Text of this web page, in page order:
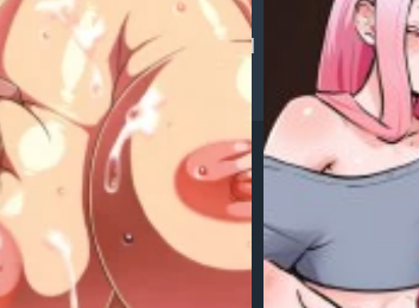
6 8 9 11 ... 665